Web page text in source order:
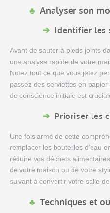
Analyser son
Identifier les
Avant de sauter à pieds joints
une analyse rapide de votre
Notez tout ce que vous jetez
passez des serviettes en
de conscience initiale est
Prioriser les
Une fois armé de cette
remplacer les bouteilles d’eau
réduire vos déchets
de votre maison ou de votre
suivant à convertir votre salle
Techniques et